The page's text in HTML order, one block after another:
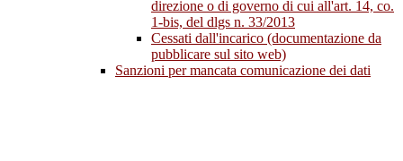
direzione o di governo di cui all'art. 14, co.
1-bis, del dlgs n. 33/2013
Cessati dall'incarico (documentazione da
pubblicare sul sito web)
Sanzioni per mancata comunicazione dei dati